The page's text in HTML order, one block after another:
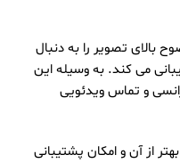
وضوح بالای تصویر را به دنبال
پشتیبانی می کند‌. به وسیله این
و تماس ویدئویی
از آن و امکان پشتیبانی